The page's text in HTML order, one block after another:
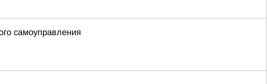
самоуправления